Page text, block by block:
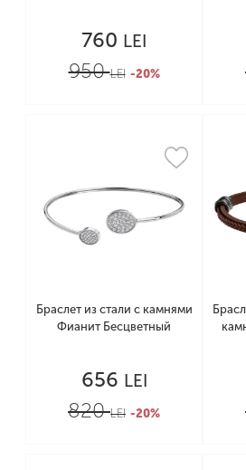
760 LEI
950LEI -20%
Браслет из стали с камнями
Фианит Бесцветный
656 LEI
820LEI -20%